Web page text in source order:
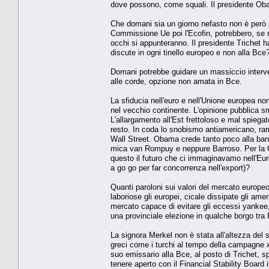
dove possono, come squali. Il presidente
Che domani sia un giorno nefasto non è
Commissione Ue poi l'Ecofin, potrebbero,
occhi si appunteranno. Il presidente Trichet
discute in ogni tinello europeo e non alla
Domani potrebbe guidare un massiccio
alle corde, opzione non amata in Bce.
La sfiducia nell'euro e nell'Unione europea
nel vecchio continente. L'opinione pubblica
L'allargamento all'Est frettoloso e mal
resto. In coda lo snobismo antiamericano,
Wall Street. Obama crede tanto poco alla
mica van Rompuy e neppure Barroso. Per
questo il futuro che ci immaginavamo
a go go per far concorrenza nell'export)?
Quanti paroloni sui valori del mercato
laboriose gli europei, cicale dissipate gli
mercato capace di evitare gli eccessi
una provinciale elezione in qualche borgo
La signora Merkel non è stata all'altezza del
greci come i turchi al tempo della campagne
suo emissario alla Bce, al posto di Trichet,
tenere aperto con il Financial Stability Board